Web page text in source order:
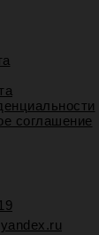
соглашение